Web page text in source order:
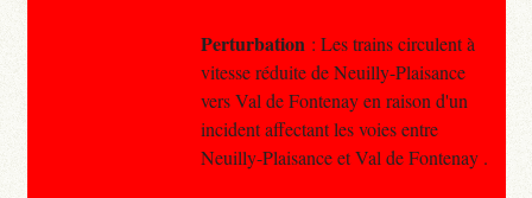
Perturbation : Les trains circulent à
vitesse réduite de Neuilly-Plaisance
vers Val de Fontenay en raison d'un
incident affectant les voies entre
Neuilly-Plaisance et Val de Fontenay .